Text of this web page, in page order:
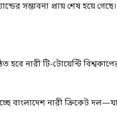
সম্ভাবনা প্রায় শেষ হয়ে গেছে।
হবে নারী টি-টোয়েন্টি
বাংলাদেশ নারী ক্রিকেট